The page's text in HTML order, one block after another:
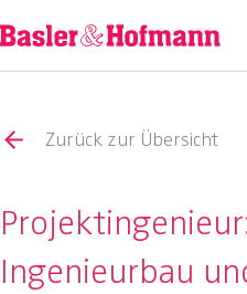
Zurück zur Übersicht
Ingenieurbau